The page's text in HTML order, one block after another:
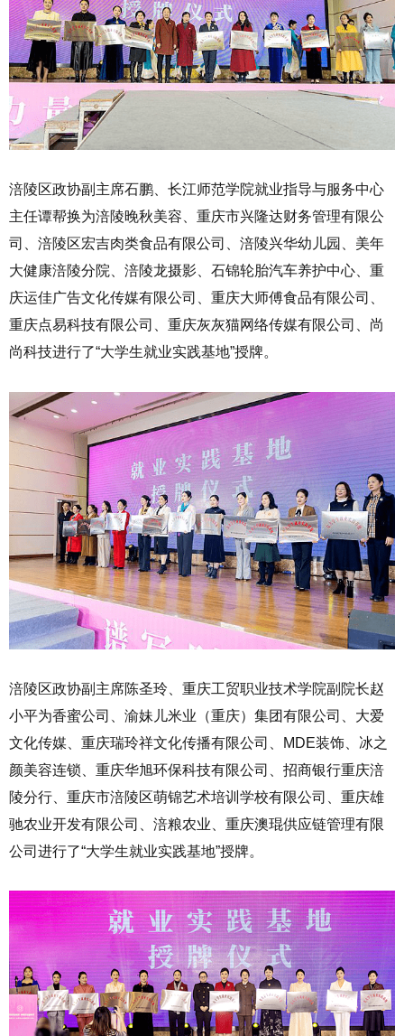
涪陵区政协副主席石鹏、长江师范学院就业指导与服务中心
主任谭帮换为涪陵晚秋美容、重庆市兴隆达财务管理有限公
司、涪陵区宏吉肉类食品有限公司、涪陵兴华幼儿园、美年
大健康涪陵分院、涪陵龙摄影、石锦轮胎汽车养护中心、重
庆运佳广告文化传媒有限公司、重庆大师傅食品有限公司、
重庆点易科技有限公司、重庆灰灰猫网络传媒有限公司、尚
尚科技进行了“大学生就业实践基地”授牌。
涪陵区政协副主席陈圣玲、重庆工贸职业技术学院副院长赵
小平为香蜜公司、渝妹儿米业（重庆）集团有限公司、大爱
文化传媒、重庆瑞玲祥文化传播有限公司、MDE装饰、冰之
颜美容连锁、重庆华旭环保科技有限公司、招商银行重庆涪
陵分行、重庆市涪陵区萌锦艺术培训学校有限公司、重庆雄
驰农业开发有限公司、涪粮农业、重庆澳琨供应链管理有限
公司进行了“大学生就业实践基地”授牌。